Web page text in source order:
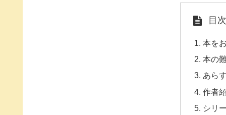
目次
本を
本の
あら
作者
シリ